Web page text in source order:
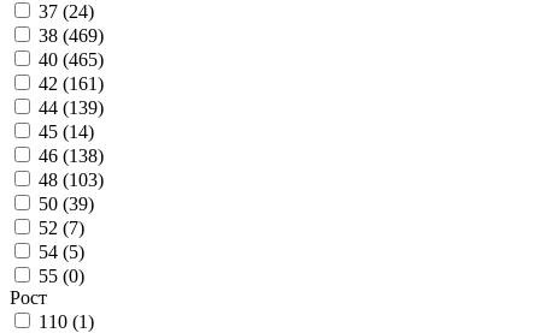
37 (24)
38 (469)
40 (465)
42 (161)
44 (139)
45 (14)
46 (138)
48 (103)
50 (39)
52 (7)
54 (5)
55 (0)
Рост
110 (1)